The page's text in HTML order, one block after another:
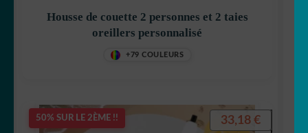
Housse de couette 2 personnes et 2 taies
oreillers personnalisé
+79 COULEURS
50% SUR LE 2ÈME !! 33,18 €